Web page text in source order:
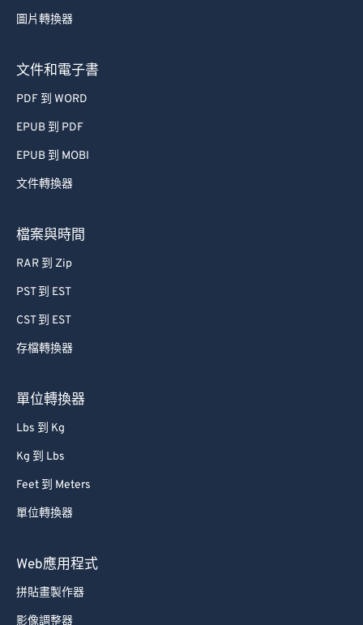
圖片轉換器
文件和電子書
PDF 到 WORD
EPUB 到 PDF
EPUB 到 MOBI
文件轉換器
檔案與時間
RAR 到 Zip
PST 到 EST
CST 到 EST
存檔轉換器
單位轉換器
Lbs 到 Kg
Kg 到 Lbs
Feet 到 Meters
單位轉換器
Web應用程式
拼貼畫製作器
影像調整器